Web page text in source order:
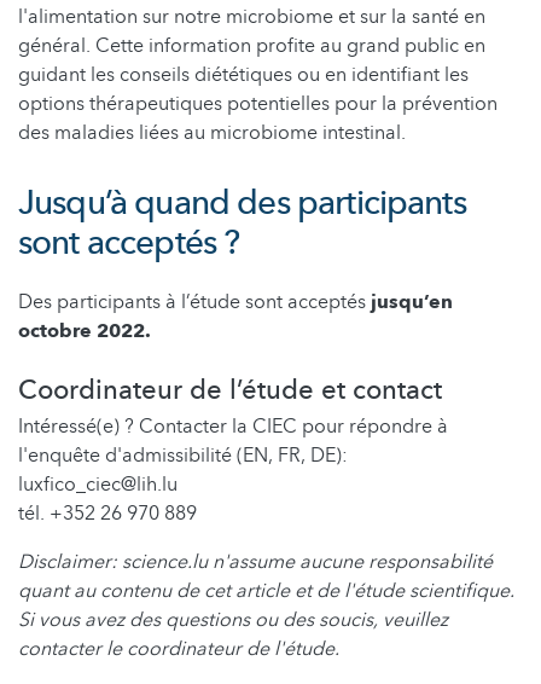
l'alimentation sur notre microbiome et sur la santé en
général. Cette information profite au grand public en
guidant les conseils diététiques ou en identifiant les
options thérapeutiques potentielles pour la prévention
des maladies liées au microbiome intestinal.
Jusqu’à quand des participants
sont acceptés ?
Des participants à l’étude sont acceptés jusqu’en
octobre 2022.
Coordinateur de l’étude et contact
Intéressé(e) ? Contacter la CIEC pour répondre à
l'enquête d'admissibilité (EN, FR, DE):
luxfico_ciec@lih.lu
tél. +352 26 970 889
Disclaimer: science.lu n'assume aucune responsabilité
quant au contenu de cet article et de l'étude scientifique.
Si vous avez des questions ou des soucis, veuillez
contacter le coordinateur de l'étude.